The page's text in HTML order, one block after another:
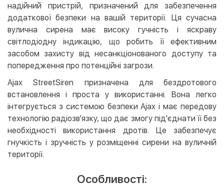
Безготівковий розрахунок
Оплата на карту юр.особи
Оплата на рахунок юр.особи
Безкоштовно
Оплата частинами (Приватбанк)
Покупка частинами (Монобанк)
надійний пристрій, призначений для забезпечення
додаткової безпеки на вашій території. Ця сучасна
вулична сирена має високу гучність і яскраву
світлодіодну індикацію, що робить її ефективним
засобом захисту від несанкціонованого доступу та
попередження про потенційні загрози.
Ajax StreetSiren призначена для бездротового
встановлення і проста у використанні. Вона легко
інтегрується з системою безпеки Ajax і має передову
технологію радіозв'язку, що дає змогу під'єднати її без
необхідності використання дротів. Це забезпечує
гнучкість і зручність у розміщенні сирени на вуличній
території.
Особливості: